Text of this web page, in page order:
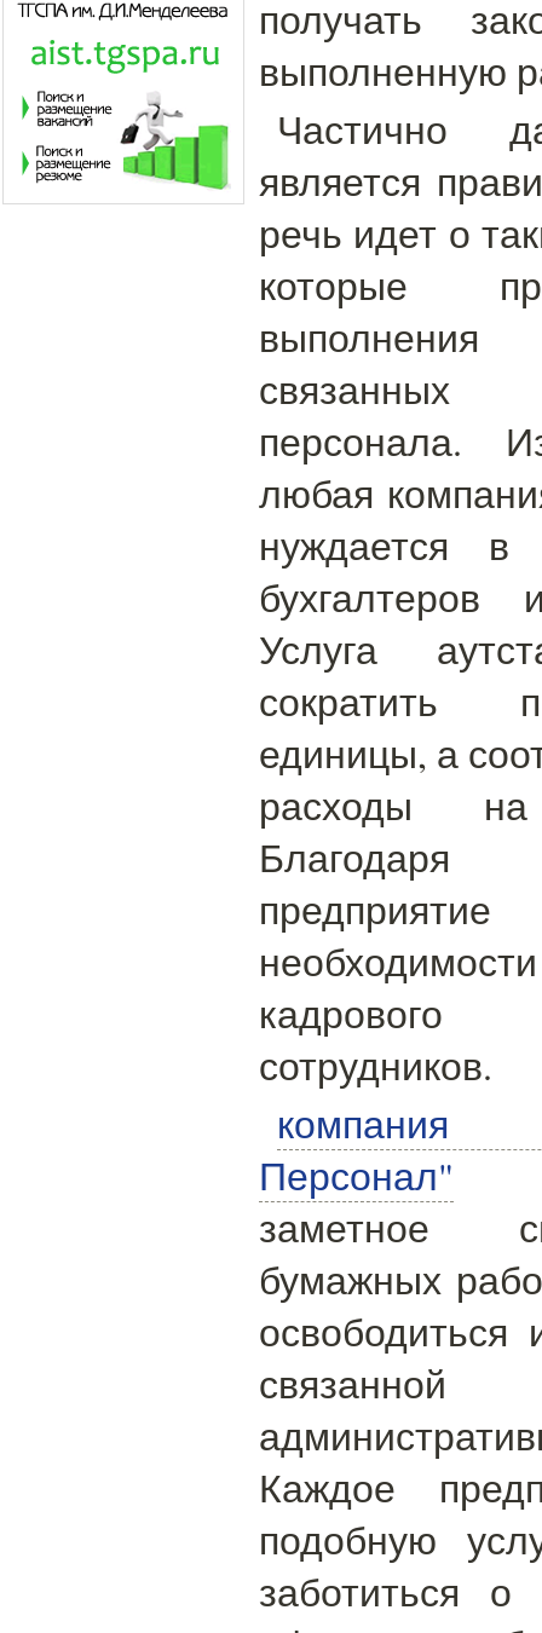
получать
выполненную
Частично
является
речь идет о
которые
выполнения
персонала.
любая
нуждается в
Услуга
сократить
единицы, а
расходы
сотрудников.
компания
Персонал"
заметное
бумажных
освободиться
Каждое
подобную
заботиться о